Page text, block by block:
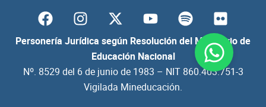
Personería Jurídica según Resolución del Ministerio de
Educación Nacional
Nº. 8529 del 6 de junio de 1983 – NIT 860.403.751-3
Vigilada Mineducación.
F
a
c
b
I
n
s
a
g
Y
o
u
t
u
b
S
p
o
i
F
l
i
c
k